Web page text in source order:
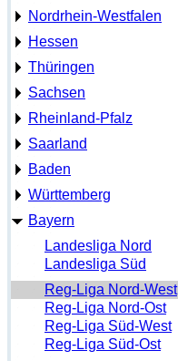
Nordrhein-Westfalen
Hessen
Thüringen
Sachsen
Rheinland-Pfalz
Saarland
Baden
Württemberg
Bayern
Landesliga Nord
Landesliga Süd
Reg-Liga Nord-West
Reg-Liga Nord-Ost
Reg-Liga Süd-West
Reg-Liga Süd-Ost